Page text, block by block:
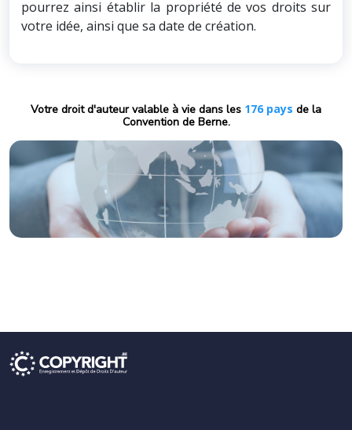
pourrez ainsi établir la propriété de vos droits sur
votre idée, ainsi que sa date de création.
Votre droit d'auteur valable à vie dans les 176 pays de la
Convention de Berne.